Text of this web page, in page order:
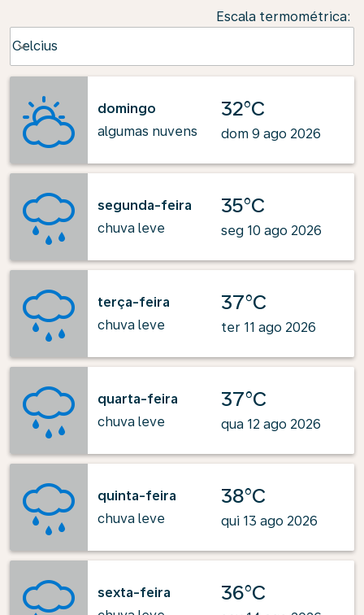
Escala termométrica:
Celcius
keyboard_arrow_down
domingo
algumas nuvens
32°C
dom 9 ago 2026
segunda-feira
chuva leve
35°C
seg 10 ago 2026
terça-feira
chuva leve
37°C
ter 11 ago 2026
quarta-feira
chuva leve
37°C
qua 12 ago 2026
quinta-feira
chuva leve
38°C
qui 13 ago 2026
sexta-feira
36°C